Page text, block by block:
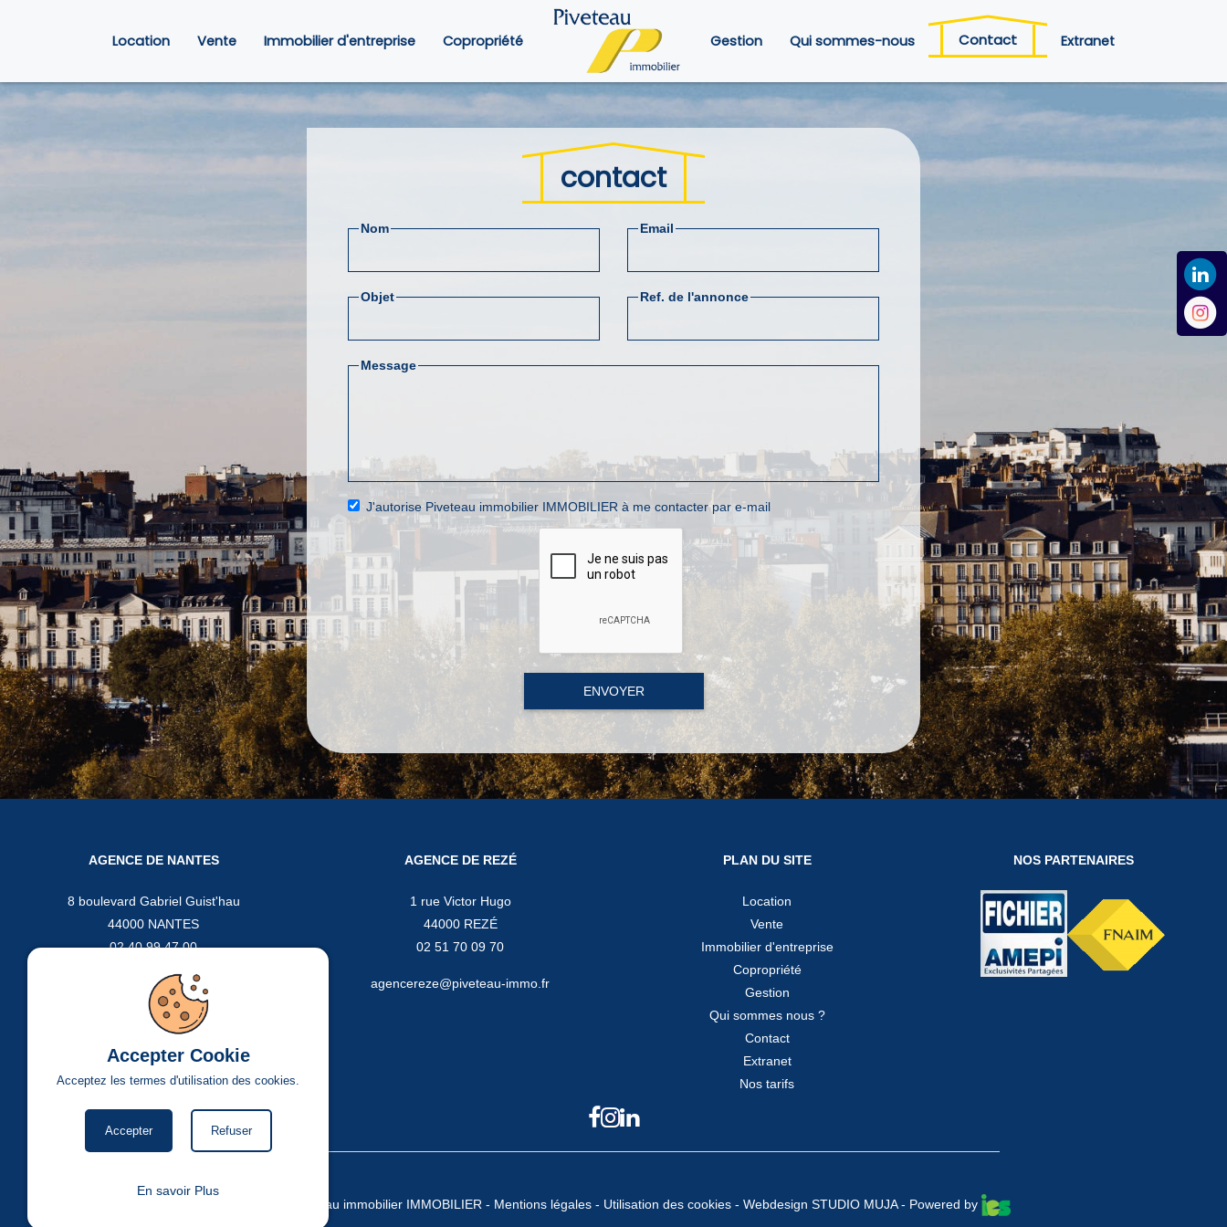
Location Vente Immobilier d'entreprise Copropriété Gestion Qui sommes-nous Contact Extranet
contact
Nom Email
Objet Ref. de l'annonce
Message
J'autorise Piveteau immobilier IMMOBILIER à me contacter par e-mail
Accepter Cookie
Acceptez les termes d'utilisation des cookies.
Accepter Refuser
En savoir Plus
AGENCE DE NANTES
8 boulevard Gabriel Guist'hau
44000 NANTES
02 40 99 47 00
contact@piveteau-immo.fr
AGENCE DE REZÉ
1 rue Victor Hugo
44000 REZÉ
02 51 70 09 70
agencereze@piveteau-immo.fr
PLAN DU SITE
Location
Vente
Immobilier d'entreprise
Copropriété
Gestion
Qui sommes nous ?
Contact
Extranet
Nos tarifs
NOS PARTENAIRES
Copyright © Piveteau immobilier IMMOBILIER - Mentions légales- Utilisation des cookies- Webdesign STUDIO MUJA- Powered by